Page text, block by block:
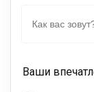
Ваши